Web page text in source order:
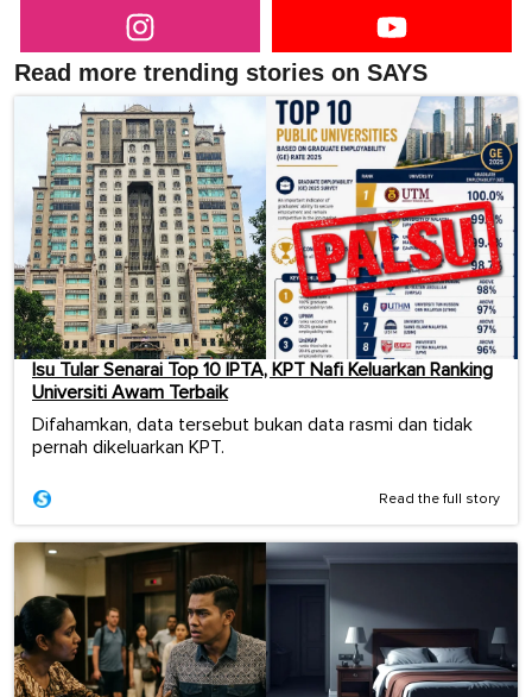
Read more trending stories on SAYS
Isu Tular Senarai Top 10 IPTA, KPT Nafi Keluarkan Ranking
Universiti Awam Terbaik
Difahamkan, data tersebut bukan data rasmi dan tidak
pernah dikeluarkan KPT.
Read the full story